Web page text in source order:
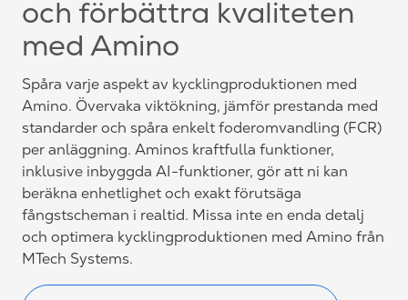
och förbättra kvaliteten
med Amino
Spåra varje aspekt av kycklingproduktionen med
Amino. Övervaka viktökning, jämför prestanda med
standarder och spåra enkelt foderomvandling (FCR)
per anläggning. Aminos kraftfulla funktioner,
inklusive inbyggda AI-funktioner, gör att ni kan
beräkna enhetlighet och exakt förutsäga
fångstscheman i realtid. Missa inte en enda detalj
och optimera kycklingproduktionen med Amino från
MTech Systems.